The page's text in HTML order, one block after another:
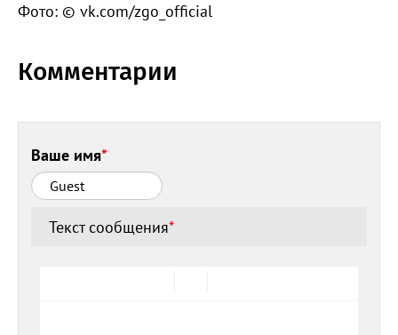
Фото: © vk.com/zgo_official
Комментарии
Ваше имя*
Текст сообщения*